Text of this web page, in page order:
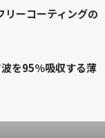
リーコーティングの
を95％吸収する薄